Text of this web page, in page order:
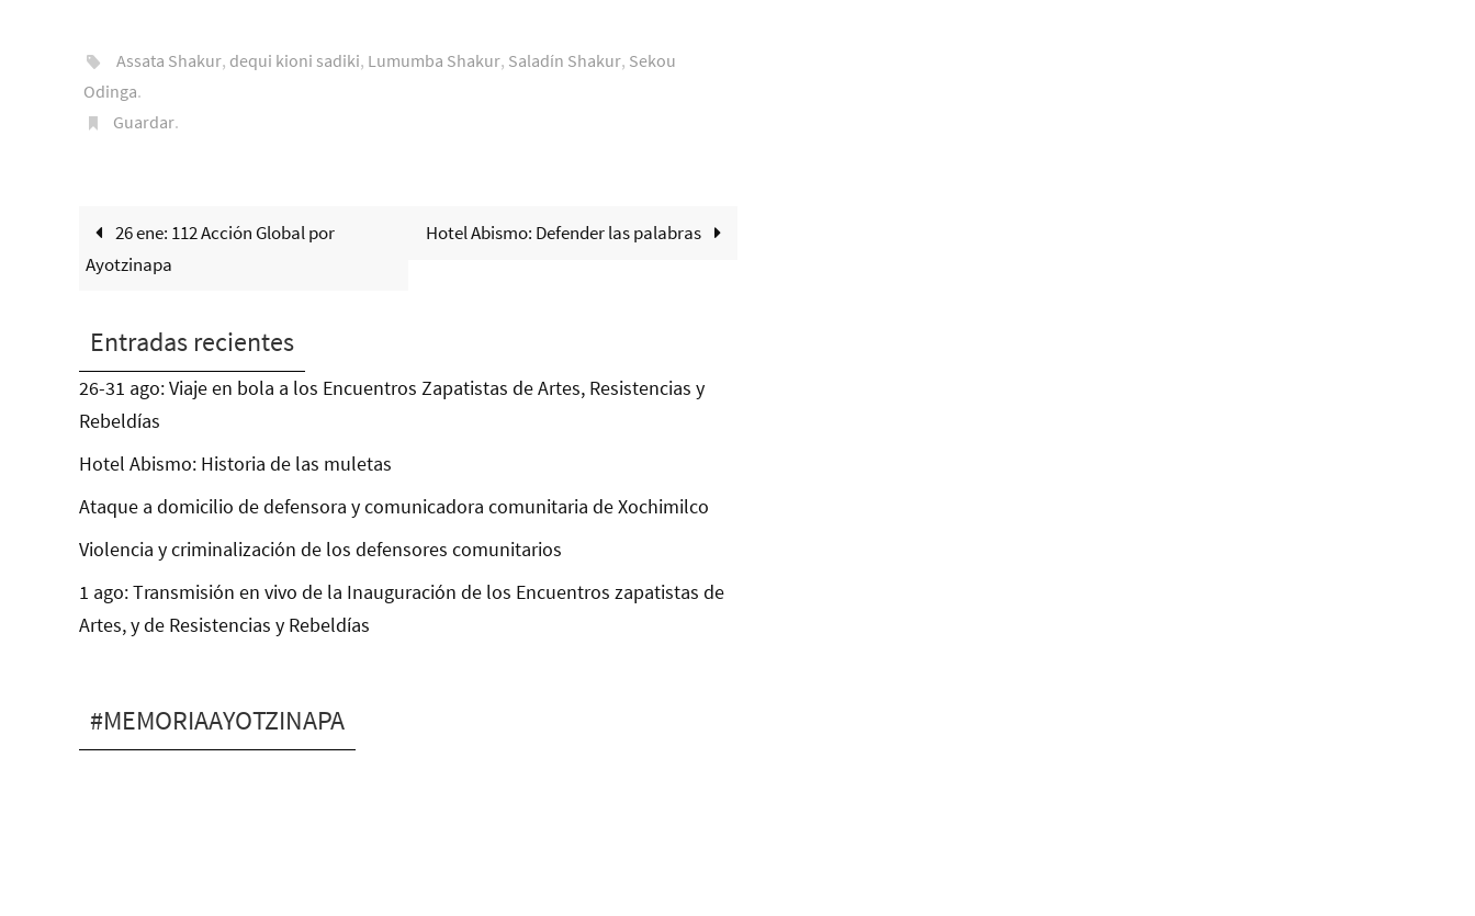
Assata Shakur, dequi kioni sadiki, Lumumba Shakur, Saladín Shakur, Sekou
Odinga.
Guardar.
26 ene: 112 Acción Global por
Ayotzinapa
Hotel Abismo: Defender las palabras
Entradas recientes
26-31 ago: Viaje en bola a los Encuentros Zapatistas de Artes, Resistencias y
Rebeldías
Hotel Abismo: Historia de las muletas
Ataque a domicilio de defensora y comunicadora comunitaria de Xochimilco
Violencia y criminalización de los defensores comunitarios
1 ago: Transmisión en vivo de la Inauguración de los Encuentros zapatistas de
Artes, y de Resistencias y Rebeldías
#MEMORIAAYOTZINAPA